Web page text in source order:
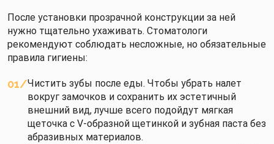
После установки прозрачной конструкции за ней
нужно тщательно ухаживать. Стоматологи
рекомендуют соблюдать несложные, но обязательные
правила гигиены:
01
Чистить зубы после еды. Чтобы убрать налет
вокруг замочков и сохранить их эстетичный
внешний вид, лучше всего подойдут мягкая
щеточка с V-образной щетинкой и зубная паста без
абразивных материалов.